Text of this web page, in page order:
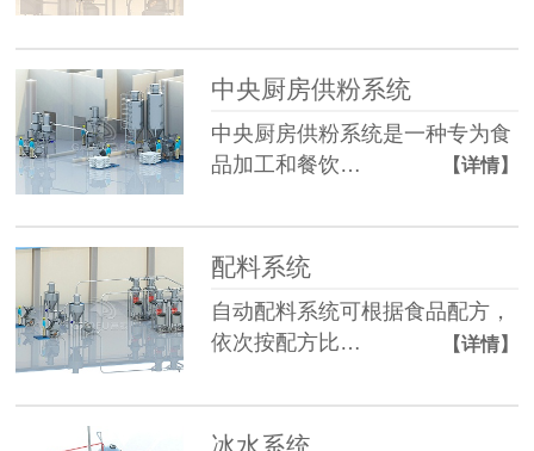
中央厨房供粉系统
中央厨房供粉系统是一种专为食
品加工和餐饮…
【详情】
配料系统
自动配料系统可根据食品配方，
依次按配方比…
【详情】